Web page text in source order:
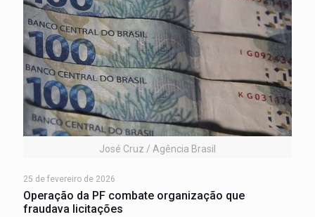
José Cruz / Agência Brasil
25 de fevereiro de 2026
Operação da PF combate organização que
fraudava licitações